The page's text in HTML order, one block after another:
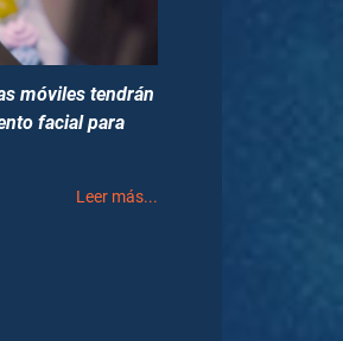
móviles tendrán
facial para
Leer más...